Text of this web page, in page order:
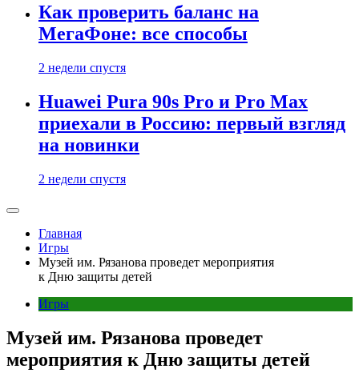
Как проверить баланс на
МегаФоне: все способы
2 недели спустя
Huawei Pura 90s Pro и Pro Max
приехали в Россию: первый взгляд
на новинки
2 недели спустя
Главная
Игры
Музей им. Рязанова проведет мероприятия
к Дню защиты детей
Игры
Музей им. Рязанова проведет
мероприятия к Дню защиты детей